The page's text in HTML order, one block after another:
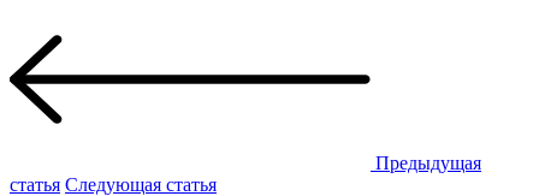
Предыдущая
статья Следующая статья